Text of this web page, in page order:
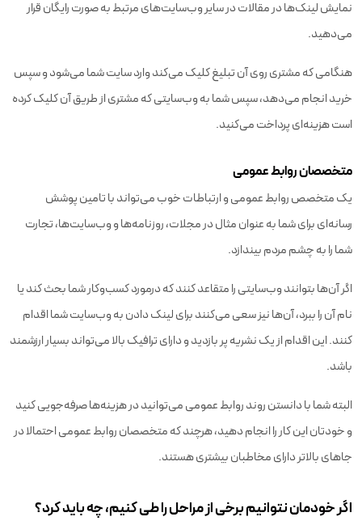
نمایش لینک‌ها در مقالات در سایر وب‌سایت‌های مرتبط به صورت رایگان قرار
می‌دهید.
هنگامی که مشتری روی آن تبلیغ کلیک می‌کند وارد سایت شما می‌شود و سپس
خرید انجام می‌دهد، سپس شما به وب‌سایتی که مشتری از طریق آن کلیک کرده
است هزینه‌ای پرداخت می‌کنید.
متخصصان روابط عمومی
یک متخصص روابط عمومی و ارتباطات خوب می‌تواند با تامین پوشش
رسانه‌ای برای شما به عنوان مثال در مجلات، روزنامه‌ها و وب‌سایت‌ها، تجارت
شما را به چشم مردم بیندازد.
اگر آن‌ها بتوانند وب‌سایتی را متقاعد کنند که درمورد کسب‌وکار شما بحث کند یا
نام آن را ببرد، آن‌ها نیز سعی می‌کنند برای لینک دادن به وب‌سایت شما اقدام
کنند. این اقدام از یک نشریه پر بازدید و دارای ترافیک بالا می‌تواند بسیار ارزشمند
باشد.
البته شما با دانستن روند روابط عمومی می‌توانید در هزینه‌ها صرفه‌جویی کنید
و خودتان این کار را انجام دهید، هرچند که متخصصان روابط عمومی احتمالا در
جاهای بالاتر دارای مخاطبان بیشتری هستند.
اگر خودمان نتوانیم برخی از مراحل را طی کنیم، چه باید کرد؟